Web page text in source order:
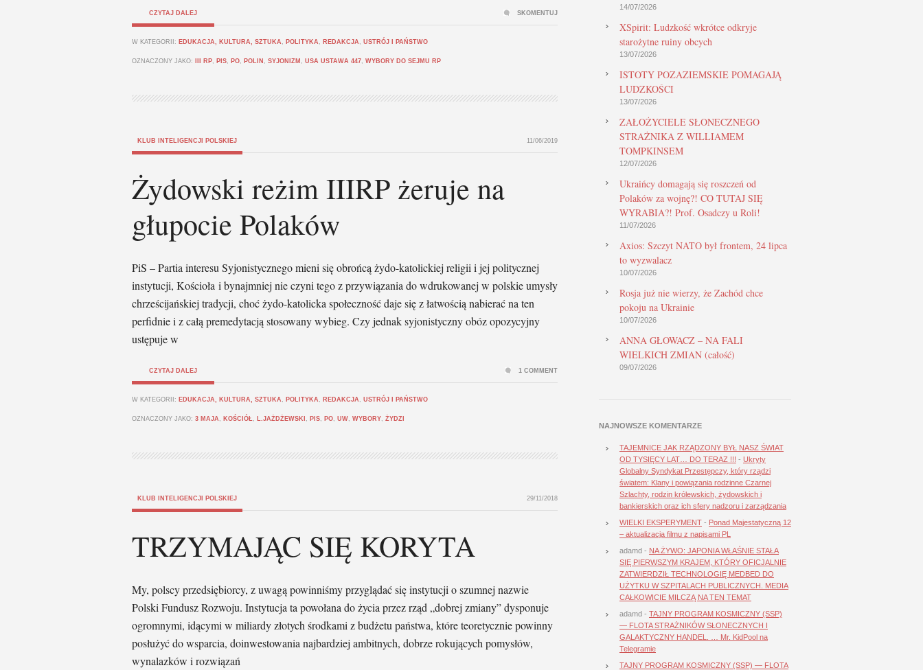
CZYTAJ DALEJ
W KATEGORII: EDUKACJA, KULTURA, SZTUKA , POLITYKA , REDAKCJA , USTRÓJ I PAŃSTWO
OZNACZONY JAKO: III RP, PIS, PO, POLIN , SYJONIZM , USA USTAWA 447, WYBORY DO SEJMU RP
SKOMENTUJ
KLUB INTELIGENCJI POLSKIEJ 11/06/2019
Żydowski reżim IIIRP żeruje na
głupocie Polaków
PiS – Partia interesu Syjonistycznego mieni się obrońcą żydo-katolickiej religii i jej politycznej
instytucji, Kościoła i bynajmniej nie czyni tego z przywiązania do wdrukowanej w polskie umysły
chrześcijańskiej tradycji, choć żydo-katolicka społeczność daje się z łatwością nabierać na ten
perfidnie i z całą premedytacją stosowany wybieg. Czy jednak syjonistyczny obóz opozycyjny
ustępuje w
CZYTAJ DALEJ
W KATEGORII: EDUKACJA, KULTURA, SZTUKA , POLITYKA , REDAKCJA , USTRÓJ I PAŃSTWO
OZNACZONY JAKO: 3 MAJA , KOŚCIÓŁ, L.JAŻDŻEWSKI , PIS, PO, UW, WYBORY, ŻYDZI
1 COMMENT
KLUB INTELIGENCJI POLSKIEJ 29/11/2018
TRZYMAJĄC SIĘ KORYTA
My, polscy przedsiębiorcy, z uwagą powinniśmy przyglądać się instytucji o szumnej nazwie
Polski Fundusz Rozwoju. Instytucja ta powołana do życia przez rząd „dobrej zmiany” dysponuje
ogromnymi, idącymi w miliardy złotych środkami z budżetu państwa, które teoretycznie powinny
posłużyć do wsparcia, doinwestowania najbardziej ambitnych, dobrze rokujących pomysłów,
wynalazków i rozwiązań
14/07/2026
XSpirit: Ludzkość wkrótce odkryje
starożytne ruiny obcych
13/07/2026
ISTOTY POZAZIEMSKIE POMAGAJĄ
LUDZKOŚCI
13/07/2026
ZAŁOŻYCIELE SŁONECZNEGO
STRAŻNIKA Z WILLIAMEM
TOMPKINSEM
12/07/2026
Ukraińcy domagają się roszczeń od
Polaków za wojnę?! CO TUTAJ SIĘ
WYRABIA?! Prof. Osadczy u Roli!
11/07/2026
Axios: Szczyt NATO był frontem, 24 lipca
to wyzwalacz
10/07/2026
Rosja już nie wierzy, że Zachód chce
pokoju na Ukrainie
10/07/2026
ANNA GŁOWACZ – NA FALI
WIELKICH ZMIAN (całość)
09/07/2026
NAJNOWSZE KOMENTARZE
TAJEMNICE JAK RZĄDZONY BYŁ NASZ ŚWIAT
OD TYSIĘCY LAT… DO TERAZ !!! - Ukryty
Globalny Syndykat Przestępczy, który rządzi
światem: Klany i powiązania rodzinne Czarnej
Szlachty, rodzin królewskich, żydowskich i
bankierskich oraz ich sfery nadzoru i zarządzania
WIELKI EKSPERYMENT - Ponad Majestatyczną 12
– aktualizacja filmu z napisami PL
adamd - NA ŻYWO: JAPONIA WŁAŚNIE STAŁA
SIĘ PIERWSZYM KRAJEM, KTÓRY OFICJALNIE
ZATWIERDZIŁ TECHNOLOGIĘ MEDBED DO
UŻYTKU W SZPITALACH PUBLICZNYCH. MEDIA
CAŁKOWICIE MILCZĄ NA TEN TEMAT
adamd - TAJNY PROGRAM KOSMICZNY (SSP)
— FLOTA STRAŻNIKÓW SŁONECZNYCH I
GALAKTYCZNY HANDEL. … Mr. KidPool na
Telegramie
TAJNY PROGRAM KOSMICZNY (SSP) — FLOTA